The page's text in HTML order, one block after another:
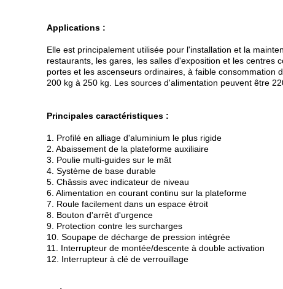
Applications :
Elle est principalement utilisée pour l'installation et la
restaurants, les gares, les salles d'exposition et les centres
portes et les ascenseurs ordinaires, à faible
200 kg à 250 kg. Les sources d'alimentation peuvent être
Principales caractéristiques :
1. Profilé en alliage d'aluminium le plus rigide
2. Abaissement de la plateforme auxiliaire
3. Poulie multi-guides sur le mât
4. Système de base durable
5. Châssis avec indicateur de niveau
6. Alimentation en courant continu sur la plateforme
7. Roule facilement dans un espace étroit
8. Bouton d'arrêt d'urgence
9. Protection contre les surcharges
10. Soupape de décharge de pression intégrée
11. Interrupteur de montée/descente à double activation
12. Interrupteur à clé de verrouillage